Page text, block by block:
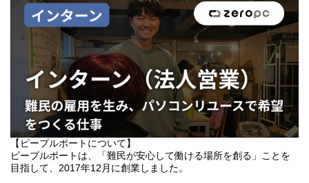
【事業開発】
● 新規クライアント開拓・回収量最大化
・法人向けのアプローチ準備
・回収量を増やすための施策立案・資料作成
・営業チームと連携した活動
・大型プロジェクトのマネジメント
● 海外輸出事業
・輸出先選定
・輸出先パートナー開拓
・商品提案
・整備/輸送オペレーション構築
● オペレーション改善
コンテンツが作れる人員が増えれば増えるほど、よりインパクト
をスケールさせることができる。にも関わらず、今リソースが追
いつかずに、ご依頼をお断りしている状況です。
いままで以上にもっと多くの素敵な取り組みを、もっと多くのひ
とに届けていきたい。これからも社会へのインパクトを広げてい
くためには、私たちと一緒に想いのこもったコンテンツを作る仲
間が必要です。今回はそんなクリエイターチームを組成するため
の、コンテンツクリエイターの募集です。
一緒に社会の未認知を打破していきましょう！
【職務内容】
ショート動画の企画から撮影・編集まで、一連の制作プロセスに
関わっていただきます。
【ピープルポートについて】
ピープルポートは、「難民が安心して働ける場所を創る」ことを
目指して、2017年12月に創業しました。